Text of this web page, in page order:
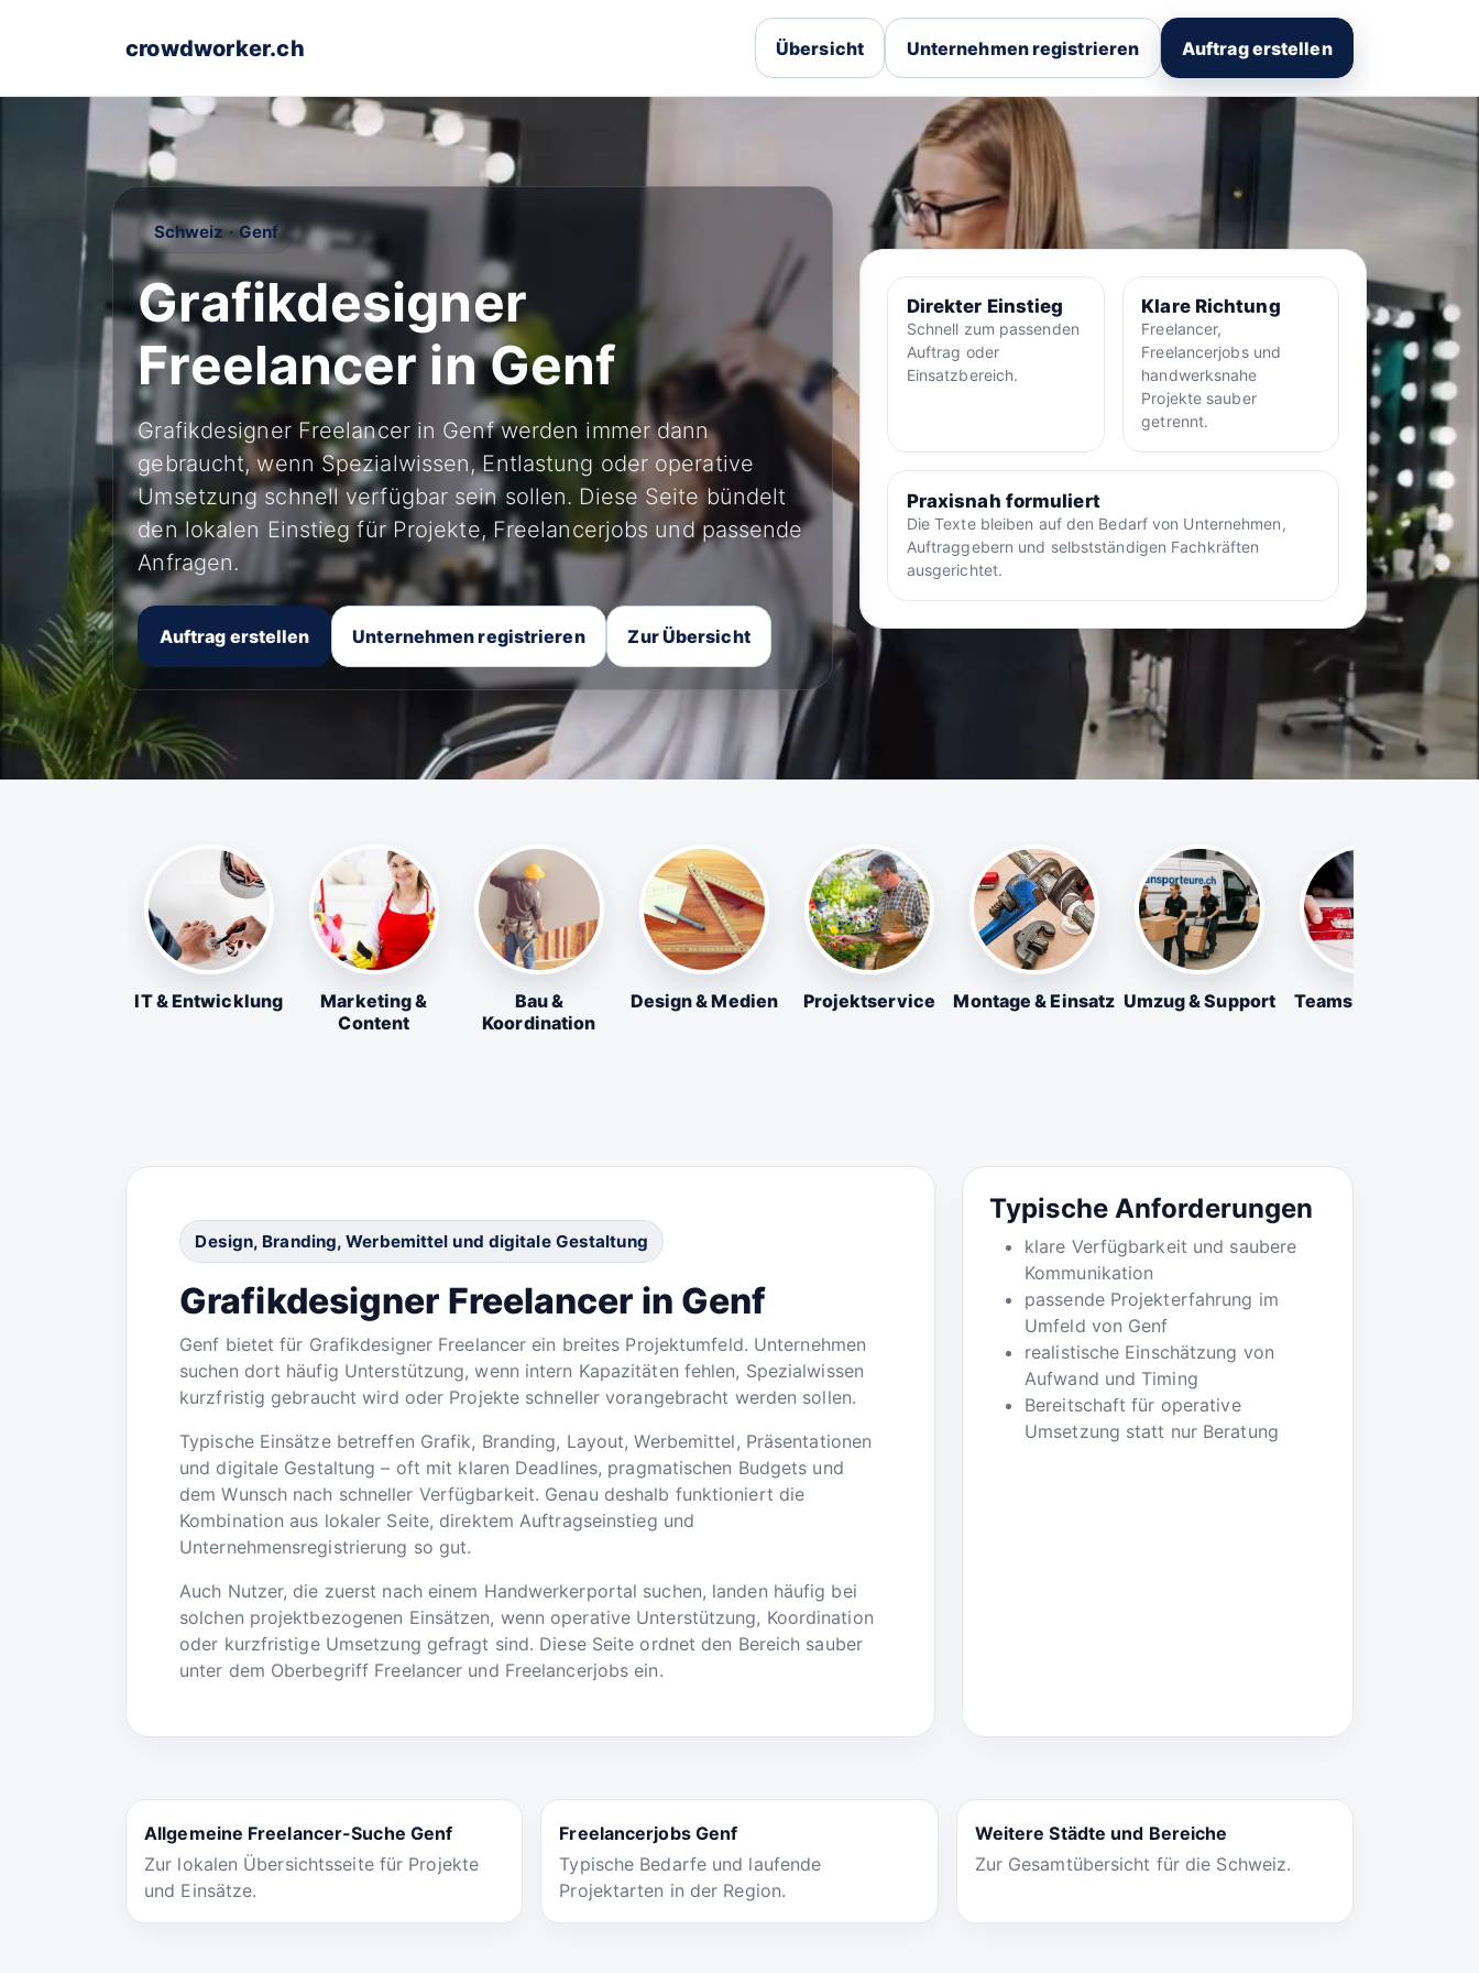
crowdworker.ch Übersicht Unternehmen registrieren Auftrag erstellen
Schweiz · Genf
Grafikdesigner
Freelancer in Genf
Grafikdesigner Freelancer in Genf werden immer dann
gebraucht, wenn Spezialwissen, Entlastung oder operative
Umsetzung schnell verfügbar sein sollen. Diese Seite bündelt
den lokalen Einstieg für Projekte, Freelancerjobs und passende
Anfragen.
Auftrag erstellen Unternehmen registrieren Zur Übersicht
Direkter Einstieg
Schnell zum passenden
Auftrag oder
Einsatzbereich.
Klare Richtung
Freelancer,
Freelancerjobs und
handwerksnahe
Projekte sauber
getrennt.
Praxisnah formuliert
Die Texte bleiben auf den Bedarf von Unternehmen,
Auftraggebern und selbstständigen Fachkräften
ausgerichtet.
IT & Entwicklung
Marketing &
Content
Bau &
Koordination
Design & Medien Projektservice Montage & Einsatz Umzug & Support Teams & Firmen
Design, Branding, Werbemittel und digitale Gestaltung
Grafikdesigner Freelancer in Genf
Genf bietet für Grafikdesigner Freelancer ein breites Projektumfeld. Unternehmen
suchen dort häufig Unterstützung, wenn intern Kapazitäten fehlen, Spezialwissen
kurzfristig gebraucht wird oder Projekte schneller vorangebracht werden sollen.
Typische Einsätze betreffen Grafik, Branding, Layout, Werbemittel, Präsentationen
und digitale Gestaltung – oft mit klaren Deadlines, pragmatischen Budgets und
dem Wunsch nach schneller Verfügbarkeit. Genau deshalb funktioniert die
Kombination aus lokaler Seite, direktem Auftragseinstieg und
Unternehmensregistrierung so gut.
Auch Nutzer, die zuerst nach einem Handwerkerportal suchen, landen häufig bei
solchen projektbezogenen Einsätzen, wenn operative Unterstützung, Koordination
oder kurzfristige Umsetzung gefragt sind. Diese Seite ordnet den Bereich sauber
unter dem Oberbegriff Freelancer und Freelancerjobs ein.
Typische Anforderungen
klare Verfügbarkeit und saubere
Kommunikation
passende Projekterfahrung im
Umfeld von Genf
realistische Einschätzung von
Aufwand und Timing
Bereitschaft für operative
Umsetzung statt nur Beratung
Allgemeine Freelancer-Suche Genf
Zur lokalen Übersichtsseite für Projekte
und Einsätze.
Freelancerjobs Genf
Typische Bedarfe und laufende
Projektarten in der Region.
Weitere Städte und Bereiche
Zur Gesamtübersicht für die Schweiz.